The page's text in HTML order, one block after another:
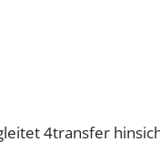
4transfer